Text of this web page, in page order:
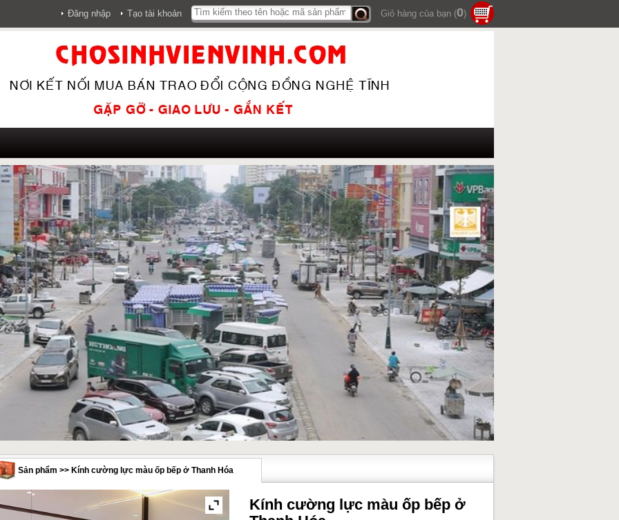
Đăng nhập
Tạo tài khoản
Tìm
Giỏ hàng của bạn (0)
Sản phẩm >> Kính cường lực màu ốp bếp ở Thanh Hóa
Kính cường lực màu ốp bếp ở